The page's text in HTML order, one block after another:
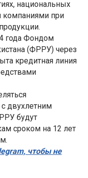
национальных
компаниями при
года Фондом
(ФРРУ) через
кредитная линия
двухлетним
будут
сроком на 12 лет
чтобы не